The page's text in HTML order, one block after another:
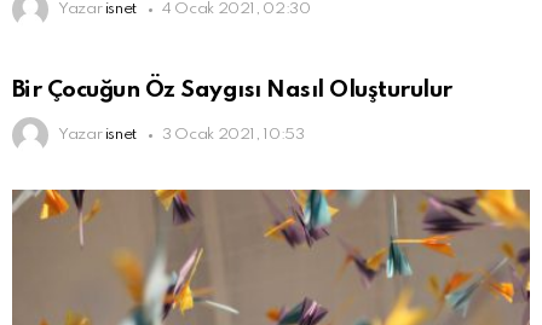
Yazar isnet 4 Ocak 2021, 02:30
Bir Çocuğun Öz Saygısı Nasıl Oluşturulur
Yazar isnet 3 Ocak 2021, 10:53